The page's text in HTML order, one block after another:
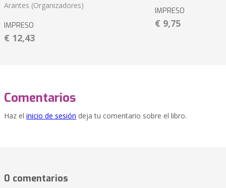
Arantes (Organizadores)
IMPRESO
€ 12,43
IMPRESO
€ 9,75
Comentarios
Haz el inicio de sesión deja tu comentario sobre el libro.
0 comentarios